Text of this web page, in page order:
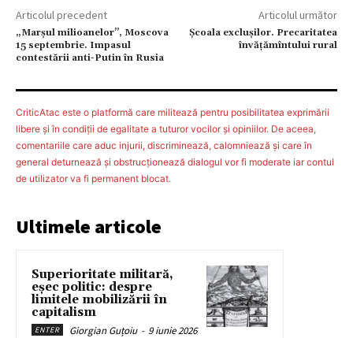
Articolul precedent
„Marşul milioanelor”, Moscova
15 septembrie. Impasul
contestării anti-Putin în Rusia
Articolul următor
Școala exclușilor. Precaritatea
învățămîntului rural
CriticAtac este o platformă care militează pentru posibilitatea exprimării
libere şi în condiţii de egalitate a tuturor vocilor şi opiniilor. De aceea,
comentariile care aduc injurii, discriminează, calomniează şi care în
general deturnează şi obstrucţionează dialogul vor fi moderate iar contul
de utilizator va fi permanent blocat.
Ultimele articole
Superioritate militară,
eșec politic: despre
limitele mobilizării în
capitalism
ENTER Giorgian Guțoiu - 9 iunie 2026